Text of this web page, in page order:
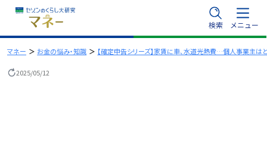
容
を
検索 メニュー
マネー お金の悩み・知識 【確定申告シリーズ】家賃に車、水道光熱費…個人事業主は
2025/05/12